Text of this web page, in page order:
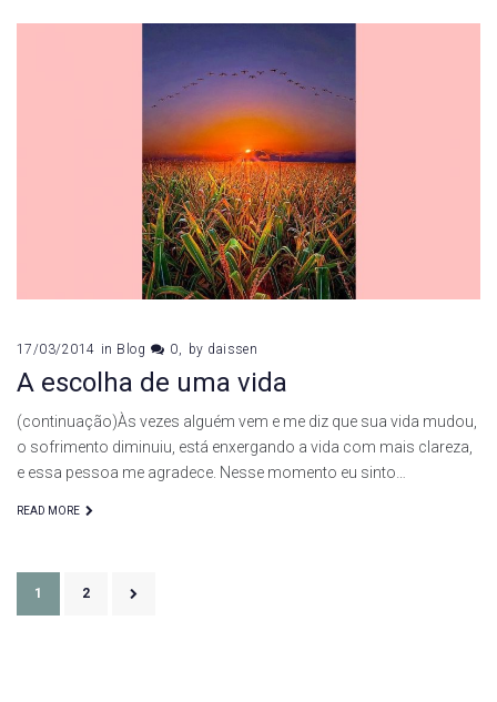
17/03/2014 in Blog 0 by daissen
A escolha de uma vida
(continuação)Às vezes alguém vem e me diz que sua vida mudou,
o sofrimento diminuiu, está enxergando a vida com mais clareza,
e essa pessoa me agradece. Nesse momento eu sinto…
READ MORE
Paginação
de
1 2